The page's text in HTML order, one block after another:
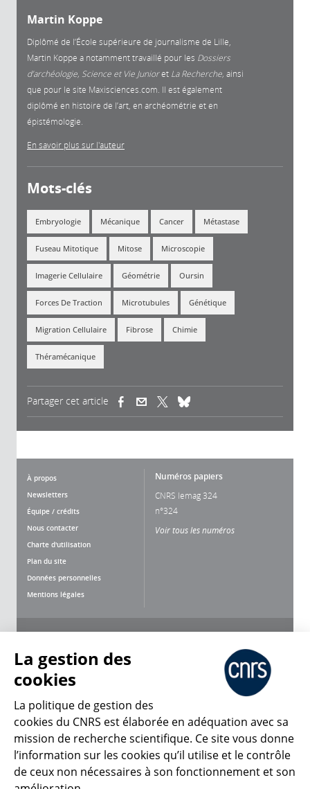
Martin Koppe
Diplômé de l’École supérieure de journalisme de Lille,
Martin Koppe a notamment travaillé pour les Dossiers
d’archéologie, Science et Vie Junioret La Recherche, ainsi
que pour le site Maxisciences.com. Il est également
diplômé en histoire de l’art, en archéométrie et en
épistémologie.
En savoir plus sur l'auteur
Mots-clés
Embryologie Mécanique Cancer Métastase
Fuseau Mitotique Mitose Microscopie
Imagerie Cellulaire Géométrie Oursin
Forces De Traction Microtubules Génétique
Migration Cellulaire Fibrose Chimie
Théramécanique
Partager cet article (link is external)(link is external)
À propos
Newsletters
Équipe / crédits
Nous contacter
Charte d'utilisation
Plan du site
Données personnelles
Mentions légales
Numéros papiers
CNRS lemag 324
n°324
Voir tous les numéros
CNRS Le Mag
© 2026, CNRS
La gestion des
cookies
La politique de gestion des
cookies du CNRS est élaborée en adéquation avec sa
mission de recherche scientifique. Ce site vous donne
l’information sur les cookies qu’il utilise et le contrôle
de ceux non nécessaires à son fonctionnement et son